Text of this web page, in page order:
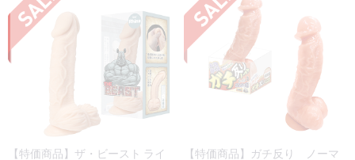
【特価商品】ザ・ビースト ライ
【特価商品】ガチ反り ノーマ